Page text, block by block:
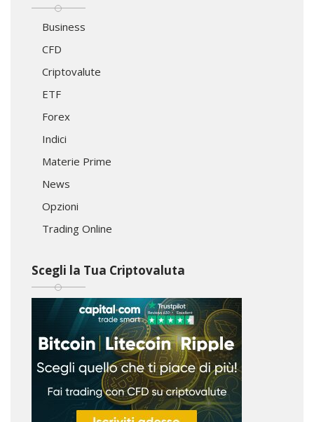
Business
CFD
Criptovalute
ETF
Forex
Indici
Materie Prime
News
Opzioni
Trading Online
Scegli la Tua Criptovaluta